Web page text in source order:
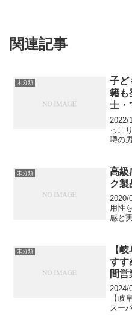
関連記事
未分類
子ど
籍も
士・
2022/
っこ
噂の
ソー
在フ
未分類
高級
ク製
2020/
用性
感と
知ら
編集
未分類
【
すす
間営
2024/
【岐
スー